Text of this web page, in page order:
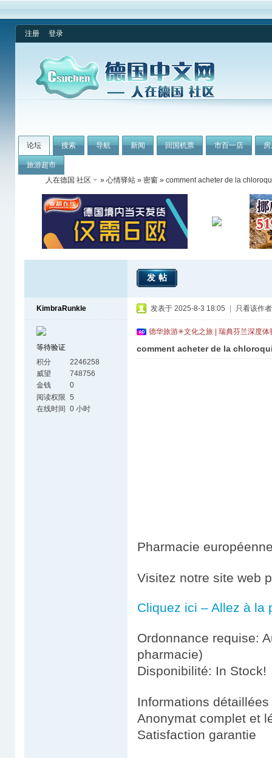
注册 登录
论坛 搜索 导航 新闻 回国机票 市百一店
旅游超市
人在德国 社区
» 心情驿站 » 密窗 » comment acheter de la
发帖
KimbraRunkle
等待验证
积分
2246258
威望
748756
金钱
0
阅读权限 5
在线时间 0 小时
发表于 2025-8-3 18:05 只看该作者
德华旅游✳文化之旅 | 瑞典芬兰深度
comment acheter de la
Pharmacie
Visitez notre site web
Cliquez ici – Allez à la
Ordonnance requise:
pharmacie)
Disponibilité: In Stock!
Informations
Anonymat complet et
Satisfaction garantie